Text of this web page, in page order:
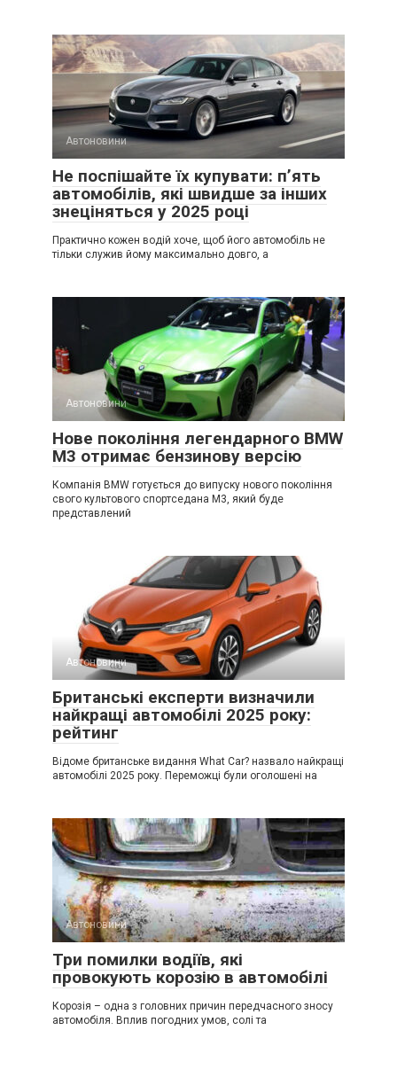
Автоновини
Не поспішайте їх купувати: п’ять
автомобілів, які швидше за інших
знеціняться у 2025 році
Практично кожен водій хоче, щоб його автомобіль не
тільки служив йому максимально довго, а
Автоновини
Нове покоління легендарного BMW
M3 отримає бензинову версію
Компанія BMW готується до випуску нового покоління
свого культового спортседана M3, який буде
представлений
Автоновини
Британські експерти визначили
найкращі автомобілі 2025 року:
рейтинг
Відоме британське видання What Car? назвало найкращі
автомобілі 2025 року. Переможці були оголошені на
Автоновини
Три помилки водіїв, які
провокують корозію в автомобілі
Корозія – одна з головних причин передчасного зносу
автомобіля. Вплив погодних умов, солі та